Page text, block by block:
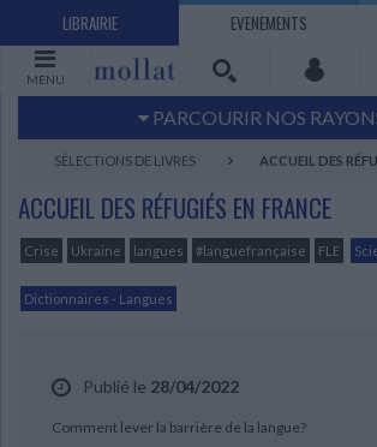
LIBRAIRIE EVENEMENTS
MENU
PARCOURIR NOS
Littérature
Sciences
Economie - Droit
Sciences
EBOOKS
Littérature française et francophone
Littérature romanesque, historique,
terroir
Philosophie
Sociologie
Beaux-arts
Maison - Design - Arts décoratifs
Mes histoires
Pour jouer
Bandes dessinées - Comics - Mangas
Tourisme
Art de vivre
Economie
Droit
Informatique
Médecine
SÉLECTIONS DE LIVRES ACCUEIL DES
ACCUEIL DES RÉFUGIÉS EN FRANCE
Crise Ukraine langues #languefrançaise FLE
Dictionnaires - Langues
Publié le 28/04/2022
Comment lever la barrière de la langue?